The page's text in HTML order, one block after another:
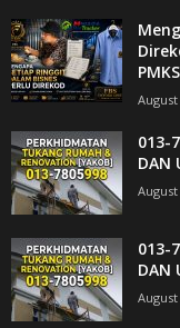
August
013-
DAN
August
013-
DAN
August